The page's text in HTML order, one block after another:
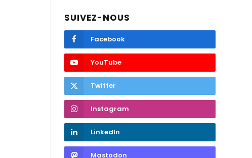
SUIVEZ-NOUS
Facebook
YouTube
Twitter
Instagram
LinkedIn
Mastodon